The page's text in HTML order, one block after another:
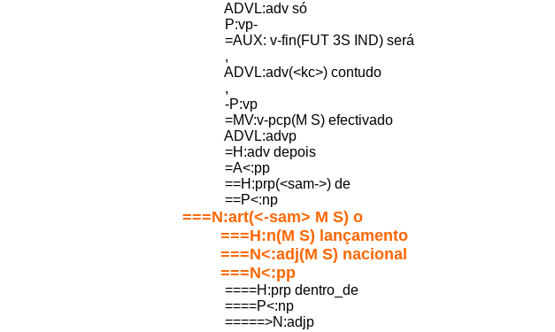
ADVL:adv só
P:vp-
=AUX: v-fin(FUT 3S IND) será
,
ADVL:adv(<kc>) contudo
,
-P:vp
=MV:v-pcp(M S) efectivado
ADVL:advp
=H:adv depois
=A<:pp
==H:prp(<sam->) de
==P<:np
===N:art(<-sam> M S) o
===H:n(M S) lançamento
===N<:adj(M S) nacional
===N<:pp
====H:prp dentro_de
====P<:np
=====>N:adjp